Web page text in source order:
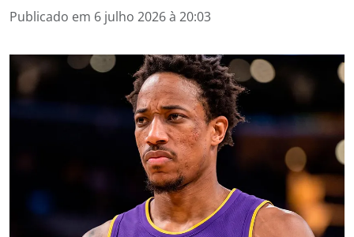
Publicado em 6 julho 2026 à 20:03